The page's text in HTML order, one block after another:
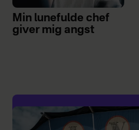
Min lunefulde chef
giver mig angst